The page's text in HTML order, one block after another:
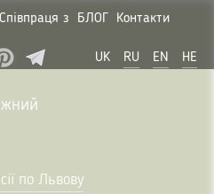
Співпраця з БЛОГ Контакти
UK RU EN HE
по Львову